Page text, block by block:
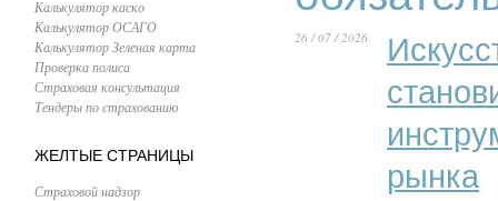
Калькулятор каско
Калькулятор ОСАГО
Калькулятор Зеленая карта
Проверка полиса
Страховая консультация
Тендеры по страхованию
ЖЕЛТЫЕ СТРАНИЦЫ
Страховой надзор
26 / 07 / 2026
рынка